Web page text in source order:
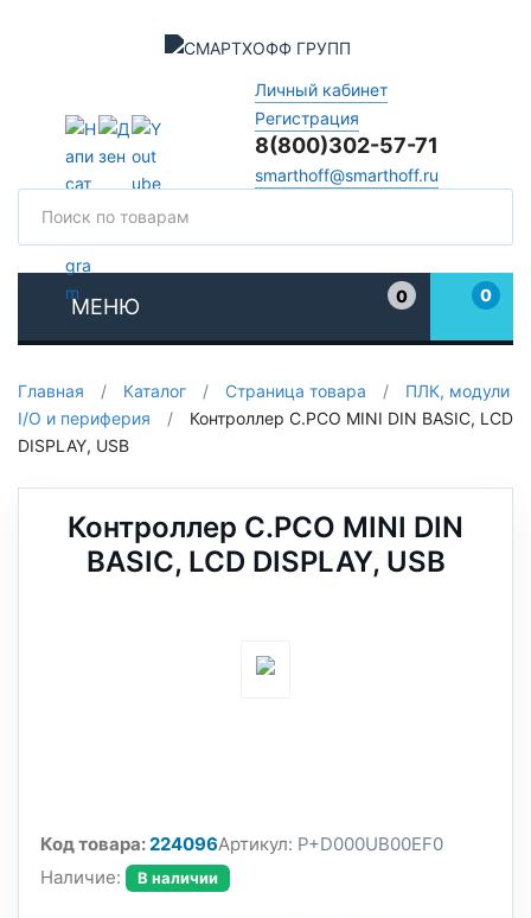
Личный кабинет
Регистрация
8(800)302-57-71
smarthoff@smarthoff.ru
МЕНЮ
0
0
Главная / Каталог / Страница товара /
ПЛК, модули
I/O и периферия
/
Контроллер C.PCO MINI DIN BASIC, LCD
DISPLAY, USB
Контроллер C.PCO MINI DIN
BASIC, LCD DISPLAY, USB
Код товара:224096Артикул: P+D000UB00EF0
Наличие:
В наличии